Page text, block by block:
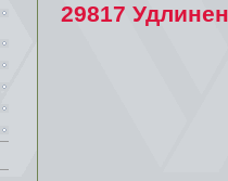
29817